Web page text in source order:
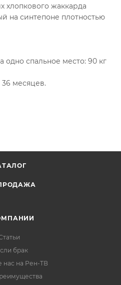
хлопкового жаккарда
на синтепоне плотностью
одно спальное место: 90 кг
36 месяцев.
брак
нас на Рен-ТВ